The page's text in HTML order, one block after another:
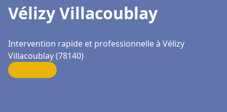
Vélizy Villacoublay
Intervention rapide et professionnelle à Vélizy
Villacoublay (78140)